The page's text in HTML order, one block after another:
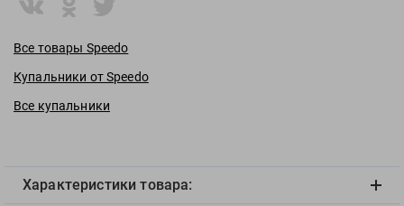
ZONE3
Альфапластик
ВФП
Издательство "Дивизион"
Все товары Speedo
Купальники от Speedo
Все купальники
Характеристики товара: